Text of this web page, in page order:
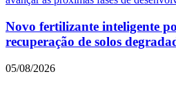
Novo fertilizante inteligente
recuperação de solos
05/08/2026